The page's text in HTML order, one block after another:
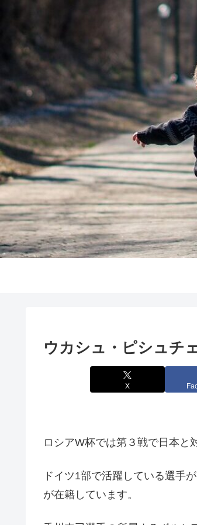
ウカシュ・ピシュチ
X
ロシアW杯では第３戦で日本と
ドイツ1部で活躍している選手
が在籍しています。